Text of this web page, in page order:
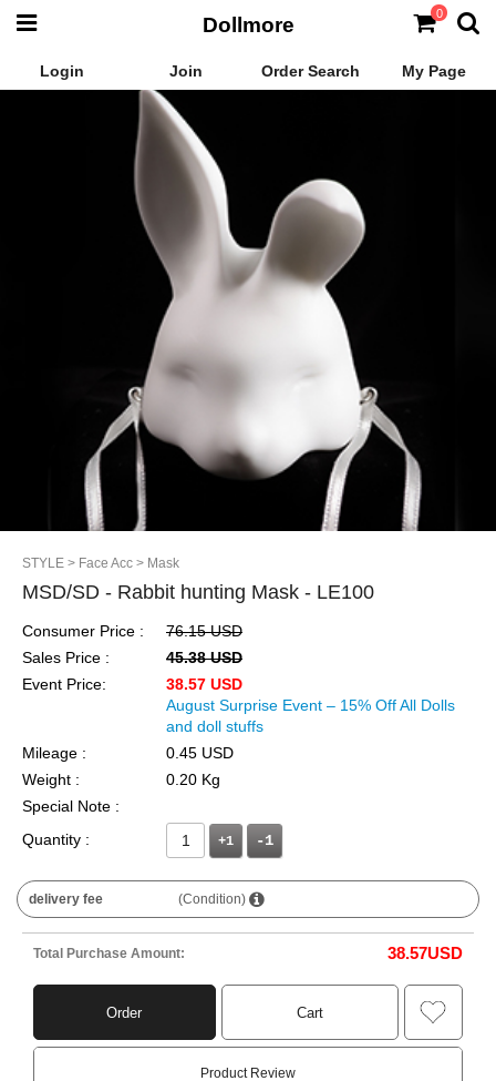
Login Join Order Search My Page
Dollmore 0
STYLE > Face Acc > Mask
MSD/SD - Rabbit hunting Mask - LE100
Consumer Price :
76.15 USD
Sales Price :
45.38 USD
Event Price:
38.57 USD
August Surprise Event – 15% Off All Dolls
and doll stuffs
Mileage :
0.45 USD
Weight :
0.20 Kg
Special Note :
Quantity :
+1
delivery fee (Condition)
Total Purchase Amount: 38.57USD
Order Cart
Product Review